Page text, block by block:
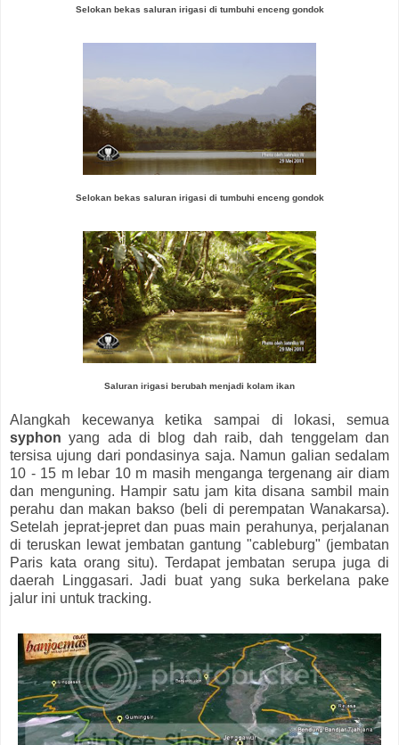
Selokan bekas saluran irigasi di tumbuhi enceng gondok
Selokan bekas saluran irigasi di tumbuhi enceng gondok
Saluran irigasi berubah menjadi kolam ikan
Alangkah kecewanya ketika sampai di lokasi, semua
syphon yang ada di blog dah raib, dah tenggelam dan
tersisa ujung dari pondasinya saja. Namun galian sedalam
10 - 15 m lebar 10 m masih menganga tergenang air diam
dan menguning. Hampir satu jam kita disana sambil main
perahu dan makan bakso (beli di perempatan Wanakarsa).
Setelah jeprat-jepret dan puas main perahunya, perjalanan
di teruskan lewat jembatan gantung "cableburg" (jembatan
Paris kata orang situ). Terdapat jembatan serupa juga di
daerah Linggasari. Jadi buat yang suka berkelana pake
jalur ini untuk tracking.